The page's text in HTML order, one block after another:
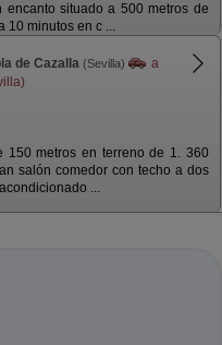
encanto situado a 500 metros de
10 minutos en c ...
de Cazalla (Sevilla)
a
150 metros en terreno de 1. 360
salón comedor con techo a dos
...